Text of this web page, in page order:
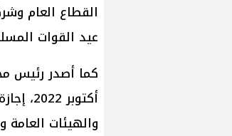
القطاع العام
عيد القوات المسلحة (6
والهيئات